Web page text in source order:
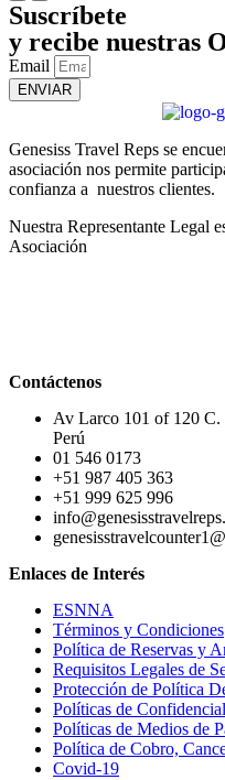
Suscríbete
y recibe nuestras
Email
ENVIAR
Genesiss Travel Reps se
asociación nos permite
confianza a nuestros clientes.
Nuestra Representante Legal
Asociación
Contáctenos
Av Larco 101 of 120
Perú
01 546 0173
+51 987 405 363
+51 999 625 996
Enlaces de Interés
ESNNA
Términos y Condiciones
Política de Reservas y
Requisitos Legales de
Protección de Política
Políticas de
Políticas de Medios de
Política de Cobro,
Covid-19